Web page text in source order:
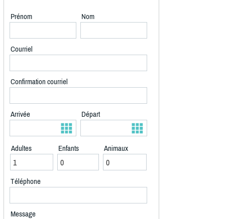
Prénom Nom
Courriel
Confirmation courriel
Arrivée Départ
Adultes Enfants Animaux
Téléphone
Message